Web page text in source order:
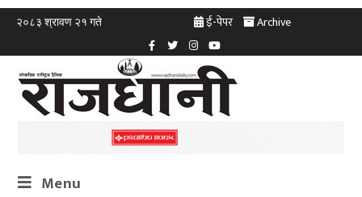
२०८३ श्रावण २१ गते ई-पेपर Archive
Menu